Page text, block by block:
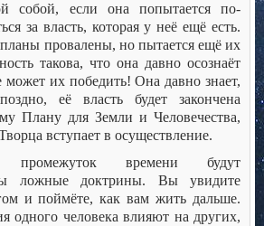
собой, если она попытается по-
за власть, которая у неё ещё есть.
планы провалены, но пытается ещё их
такова, что она давно осознаёт
их победить! Она давно знает,
её власть будет закончена
Плану для Земли и Человечества,
вступает в осуществление.
времени будут
ложные доктрины. Вы увидите
и поймёте, как вам жить дальше.
одного человека влияют на других,